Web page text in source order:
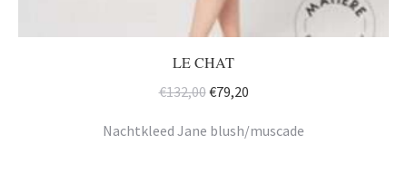
LE CHAT
€132,00Oorspronkelijke
was:
€79,20Huidige
is:
Nachtkleed Jane blush/muscade